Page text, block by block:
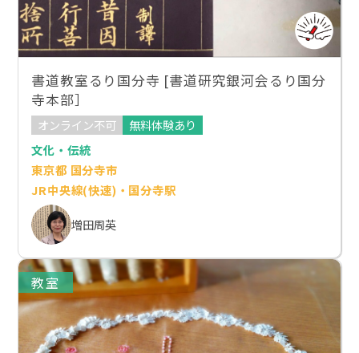
書道教室るり国分寺 [書道研究銀河会るり国分
寺本部］
オンライン不可
無料体験あり
文化・伝統
東京都 国分寺市
JR中央線(快速)・国分寺駅
増田周英
教室